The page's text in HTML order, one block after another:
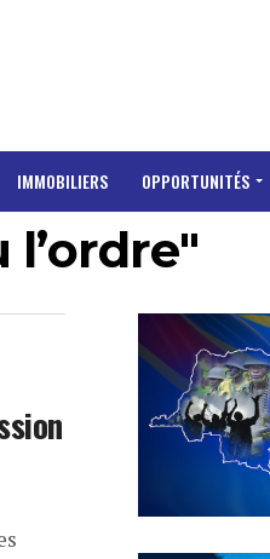
IMMOBILIERS OPPORTUNITÉS